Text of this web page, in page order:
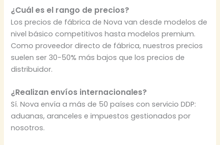
¿Cuál es el rango de precios?
Los precios de fábrica de Nova van desde modelos de
nivel básico competitivos hasta modelos premium.
Como proveedor directo de fábrica, nuestros precios
suelen ser 30-50% más bajos que los precios de
distribuidor.
¿Realizan envíos internacionales?
Sí. Nova envía a más de 50 países con servicio DDP:
aduanas, aranceles e impuestos gestionados por
nosotros.